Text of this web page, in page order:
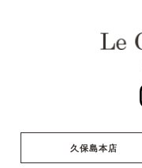
久保島本店